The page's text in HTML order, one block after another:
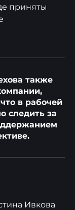
приняты
также
в рабочей
следить за
Ивкова